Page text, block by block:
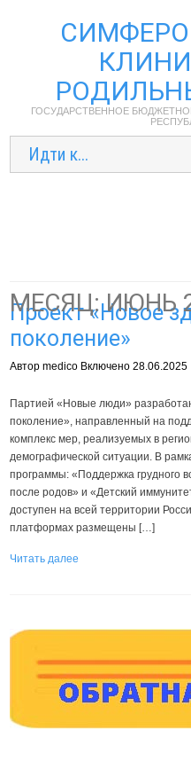
ГОСУДАРСТВЕННОЕ
Идти к...
МЕСЯЦ:ИЮНЬ
Проект «Новое
поколение»
Автор medico Включено 28.06.2025
Партией «Новые люди»
поколение», направленный на
комплекс мер, реализуемых в
демографической ситуации. В
программы: «Поддержка грудного
после родов» и «Детский
доступен на всей территории
платформах размещены […]
Читать далее